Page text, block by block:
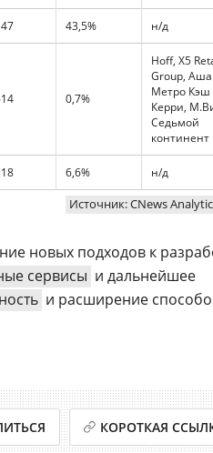
43,5% н/д
0,7%
Hoff, X5
Group,
Метро Кэш
Керри,
Седьмой
континент
6,6% н/д
Источник: CNews
новых подходов к
сервисы и дальнейшее
и расширение
КОРОТКАЯ